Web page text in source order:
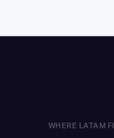
WHERE LATAM